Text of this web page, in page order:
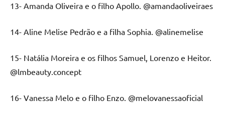
13- Amanda Oliveira e o filho Apollo. @amandaoliveiraes
14- Aline Melise Pedrão e a filha Sophia. @alinemelise
15- Natália Moreira e os filhos Samuel, Lorenzo e Heitor.
@lmbeauty.concept
16- Vanessa Melo e o filho Enzo. @melovanessaoficial